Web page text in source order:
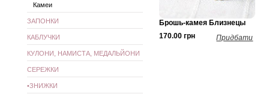
Брошь-камея Близнецы
170.00 грн
Придбати
Камеи
ЗАПОНКИ
КАБЛУЧКИ
КУЛОНИ, НАМИСТА, МЕДАЛЬЙОНИ
СЕРЕЖКИ
•ЗНИЖКИ